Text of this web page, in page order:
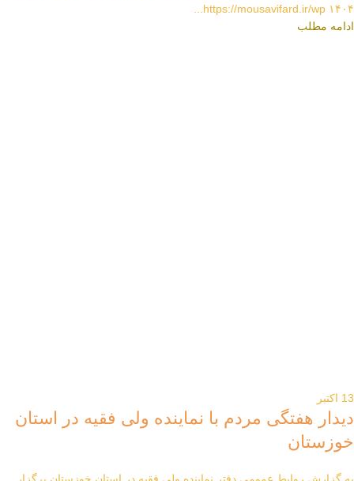
۱۴۰۴ https://mousavifard.ir/wp...
ادامه مطلب
13 اکتبر
دیدار هفتگی مردم با نماینده ولی فقیه در استان
خوزستان